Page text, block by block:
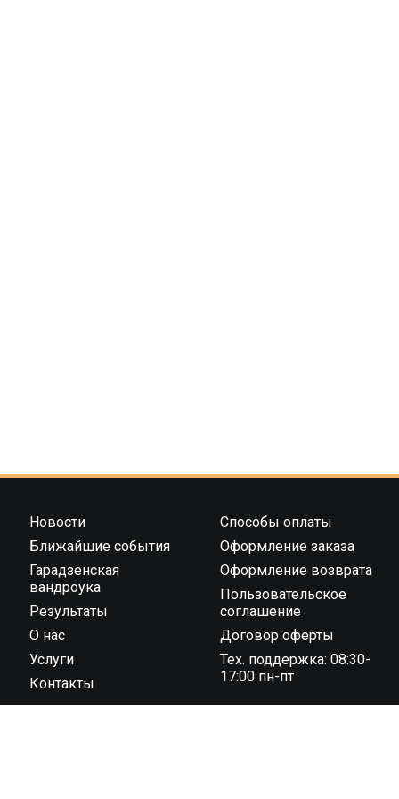
Новости
Ближайшие события
Гарадзенская
вандроука
Результаты
О нас
Услуги
Контакты
Способы оплаты
Оформление заказа
Оформление возврата
Пользовательское
соглашение
Договор оферты
Тех. поддержка: 08:30-
17:00 пн-пт